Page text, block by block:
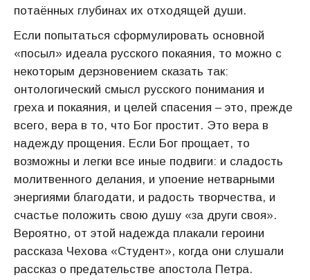
потаённых глубинах их отходящей души.
Если попытаться сформулировать основной
«посыл» идеала русского по­каяния, то можно с
некоторым дерзновением сказать так:
онтологический смысл русского понимания и
греха и покаяния, и целей спасения – это, прежде
всего, вера в то, что Бог простит. Это вера в
надежду прощения. Если Бог прощает, то
возможны и легки все иные подвиги: и сладость
молитвенного делания, и упоение нетварными
энергиями благодати, и радость творчества, и
счастье положить свою душу «за други своя».
Вероятно, от этой надежда плакали героини
рассказа Чехова «Студент», когда они слушали
рассказ о предательстве апостола Петра.